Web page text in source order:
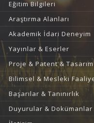
Eğitim Bilgileri
Araştırma Alanları
Akademik İdari Deneyim
Yayınlar & Eserler
Proje & Patent & Tasarım
Bilimsel & Mesleki
Başarılar & Tanınırlık
Duyurular & Dokümanlar